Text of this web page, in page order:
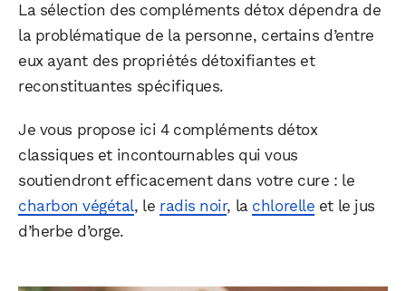
La sélection des compléments détox dépendra de
la problématique de la personne, certains d’entre
eux ayant des propriétés détoxifiantes et
reconstituantes spécifiques.
Je vous propose ici 4 compléments détox
classiques et incontournables qui vous
soutiendront efficacement dans votre cure : le
charbon végétal, le radis noir, la chlorelle et le jus
d’herbe d’orge.